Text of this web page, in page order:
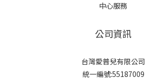
中心服務
公司資訊
台灣愛普兒有限公司
統一編號:55187009